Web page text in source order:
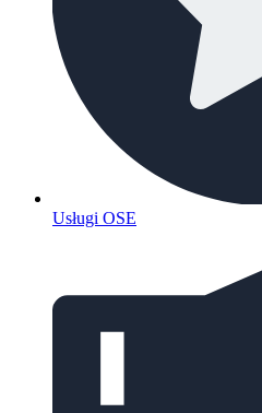
Usługi OSE